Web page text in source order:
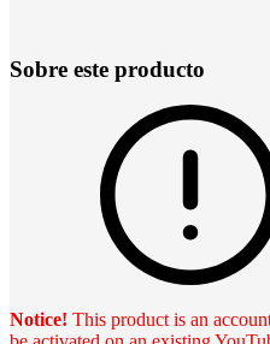
Sobre este producto
Notice! This product is an